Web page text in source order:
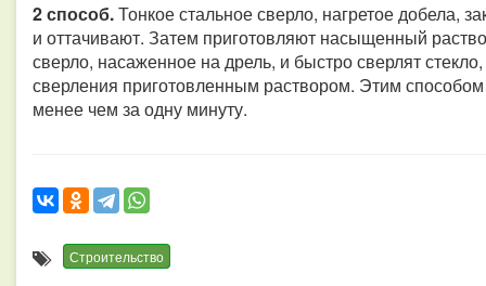
2 способ.Тонкое стальное сверло, нагретое добела,
и оттачивают. Затем приготовляют насыщенный
сверло, насаженное на дрель, и быстро сверлят
сверления приготовленным раствором. Этим
менее чем за одну минуту.
Строительство